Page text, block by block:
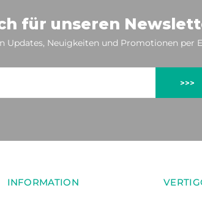
für unseren
Updates, Neuigkeiten und Promotionen per
>>>
INFORMATION